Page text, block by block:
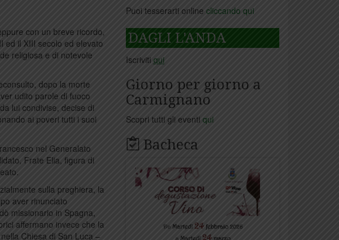
con un breve ricordo,
ed il XIII secolo ed elevato
religiosa e di notevole
dopo la morte
udito parole di fuoco
lui condivise, decise di
ai poveri tutti i suoi
nel Generalato
Frate Elia, figura di
sulla preghiera, la
aver rinunciato
missionario in Spagna,
affermano invece che la
Chiesa di San Luca –
Puoi tesserarti online cliccando qui
DAGLI L'ANDA
Iscriviti qui
Giorno per giorno a
Carmignano
Scopri tutti gli eventi qui
Bacheca